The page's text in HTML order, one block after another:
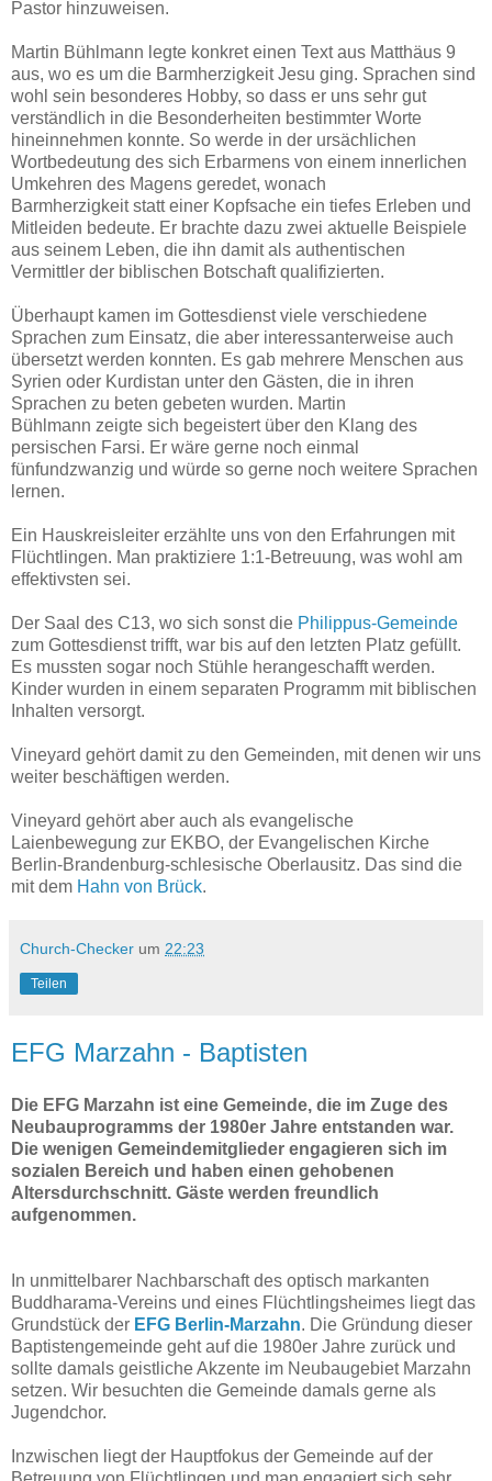
Pastor hinzuweisen.
Martin Bühlmann legte konkret einen Text aus Matthäus 9
aus, wo es um die Barmherzigkeit Jesu ging. Sprachen sind
wohl sein besonderes Hobby, so dass er uns sehr gut
verständlich in die Besonderheiten bestimmter Worte
hineinnehmen konnte. So werde in der ursächlichen
Wortbedeutung des sich Erbarmens von einem innerlichen
Umkehren des Magens geredet, wonach
Barmherzigkeit statt einer Kopfsache ein tiefes Erleben und
Mitleiden bedeute. Er brachte dazu zwei aktuelle Beispiele
aus seinem Leben, die ihn damit als authentischen
Vermittler der biblischen Botschaft qualifizierten.
Überhaupt kamen im Gottesdienst viele verschiedene
Sprachen zum Einsatz, die aber interessanterweise auch
übersetzt werden konnten. Es gab mehrere Menschen aus
Syrien oder Kurdistan unter den Gästen, die in ihren
Sprachen zu beten gebeten wurden. Martin
Bühlmann zeigte sich begeistert über den Klang des
persischen Farsi. Er wäre gerne noch einmal
fünfundzwanzig und würde so gerne noch weitere Sprachen
lernen.
Ein Hauskreisleiter erzählte uns von den Erfahrungen mit
Flüchtlingen. Man praktiziere 1:1-Betreuung, was wohl am
effektivsten sei.
Der Saal des C13, wo sich sonst die Philippus-Gemeinde
zum Gottesdienst trifft, war bis auf den letzten Platz gefüllt.
Es mussten sogar noch Stühle herangeschafft werden.
Kinder wurden in einem separaten Programm mit biblischen
Inhalten versorgt.
Vineyard gehört damit zu den Gemeinden, mit denen wir uns
weiter beschäftigen werden.
Vineyard gehört aber auch als evangelische
Laienbewegung zur EKBO, der Evangelischen Kirche
Berlin-Brandenburg-schlesische Oberlausitz. Das sind die
mit dem Hahn von Brück.
Church-Checker um 22:23
Teilen
EFG Marzahn - Baptisten
Die EFG Marzahn ist eine Gemeinde, die im Zuge des
Neubauprogramms der 1980er Jahre entstanden war.
Die wenigen Gemeindemitglieder engagieren sich im
sozialen Bereich und haben einen gehobenen
Altersdurchschnitt. Gäste werden freundlich
aufgenommen.
In unmittelbarer Nachbarschaft des optisch markanten
Buddharama-Vereins und eines Flüchtlingsheimes liegt das
Grundstück der EFG Berlin-Marzahn. Die Gründung dieser
Baptistengemeinde geht auf die 1980er Jahre zurück und
sollte damals geistliche Akzente im Neubaugebiet Marzahn
setzen. Wir besuchten die Gemeinde damals gerne als
Jugendchor.
Inzwischen liegt der Hauptfokus der Gemeinde auf der